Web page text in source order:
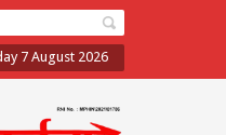
7 August 2026